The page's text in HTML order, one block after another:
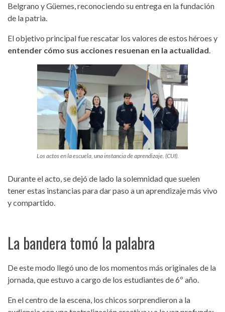
Belgrano y Güemes, reconociendo su entrega en la fundación
de la patria.
El objetivo principal fue rescatar los valores de estos héroes y
entender cómo sus acciones resuenan en la actualidad
Los actos en la escuela, una instancia de aprendizaje. (CUI).
Durante el acto, se dejó de lado la solemnidad que suelen
tener estas instancias para dar paso a un aprendizaje más vivo
y compartido.
La bandera tomó la palabra
De este modo llegó uno de los momentos más originales de la
jornada, que estuvo a cargo de los estudiantes de 6º año.
En el centro de la escena, los chicos sorprendieron a la